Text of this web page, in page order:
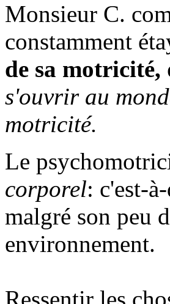
Monsieur C.
constamment
de sa
s'ouvrir au
motricité.
Le
corporel: c'est-
malgré son peu
environnement.